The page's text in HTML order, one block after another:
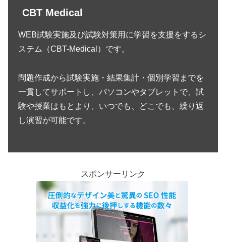
CBT Medical
WEB試験実施及び試験対策用に学習を支援をするシ
ステム（CBT-Medical）です。
問題作成から試験実施・結果集計・個別学習までを
一貫してサポートし、パソコンやタブレットで、試
験や授業はもとより、いつでも、どこでも、繰り返
し演習が可能です。
スポンサーリンク